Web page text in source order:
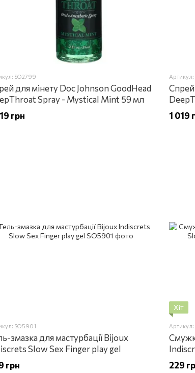
SO2799
для мінету Doc Johnson GoodHead
Spray - Mystical Mint 59 мл
грн
Спрей
1 019
SO5901
змазка для мастурбації Bijoux
Slow Sex Finger play gel
грн
Хіт
229